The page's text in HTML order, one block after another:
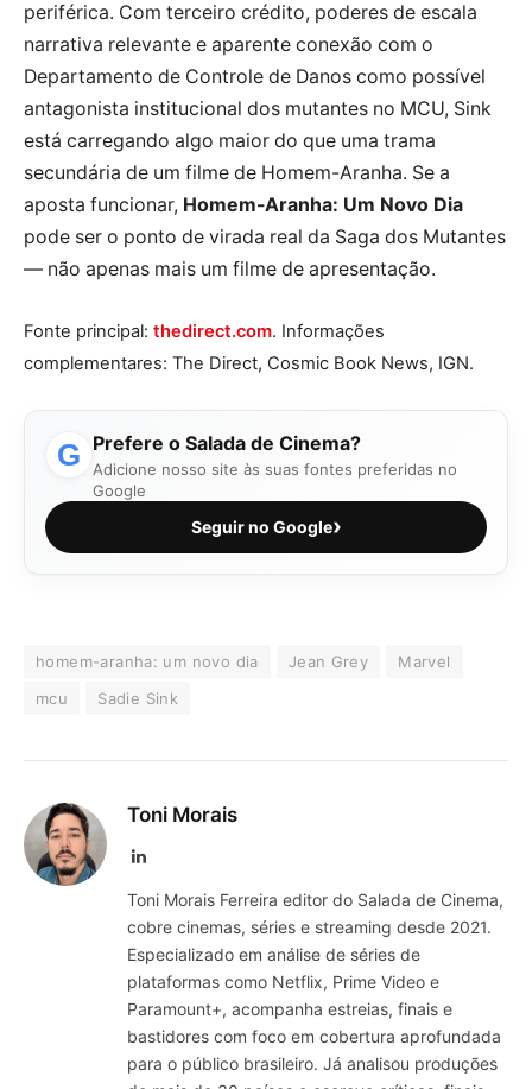
periférica. Com terceiro crédito, poderes de escala
narrativa relevante e aparente conexão com o
Departamento de Controle de Danos como possível
antagonista institucional dos mutantes no MCU, Sink
está carregando algo maior do que uma trama
secundária de um filme de Homem-Aranha. Se a
aposta funcionar, Homem-Aranha: Um Novo Dia
pode ser o ponto de virada real da Saga dos Mutantes
— não apenas mais um filme de apresentação.
Fonte principal: thedirect.com. Informações
complementares: The Direct, Cosmic Book News, IGN.
G Prefere o Salada de Cinema?
Adicione nosso site às suas fontes preferidas no
Google
Seguir no Google›
homem-aranha: um novo dia Jean Grey
Marvel
mcu
Sadie Sink
Toni Morais
LinkedIn
Toni Morais Ferreira editor do Salada de Cinema,
cobre cinemas, séries e streaming desde 2021.
Especializado em análise de séries de
plataformas como Netflix, Prime Video e
Paramount+, acompanha estreias, finais e
bastidores com foco em cobertura aprofundada
para o público brasileiro. Já analisou produções